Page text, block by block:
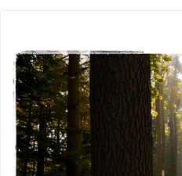
Was
der
Blutmond
über